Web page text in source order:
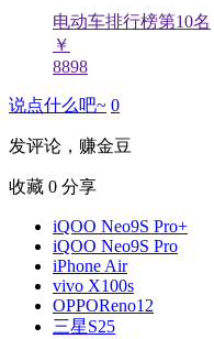
电动车排行榜第10名
￥
8898
说点什么吧~ 0
发评论，赚金豆
收藏 0 分享
iQOO Neo9S Pro+
iQOO Neo9S Pro
iPhone Air
vivo X100s
OPPOReno12
三星S25